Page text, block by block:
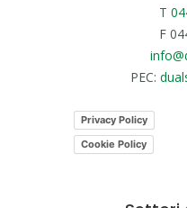
T
F
PEC:
Privacy Policy
Cookie Policy